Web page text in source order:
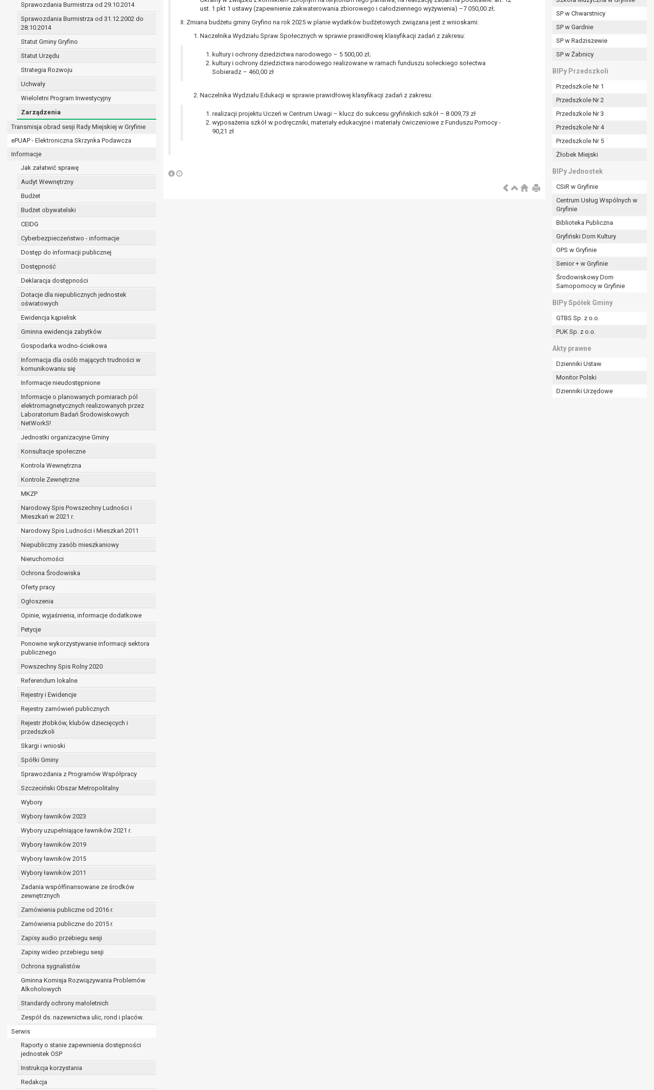
Sprawozdania Burmistrza od 29.10.2014
Sprawozdania Burmistrza od 31.12.2002 do
28.10.2014
Statut Gminy Gryfino
Statut Urzędu
Strategia Rozwoju
Uchwały
Wieloletni Program Inwestycyjny
Zarządzenia
Transmisja obrad sesji Rady Miejskiej w Gryfinie
ePUAP - Elektroniczna Skrzynka Podawcza
Informacje
Jak załatwić sprawę
Audyt Wewnętrzny
Budżet
Budżet obywatelski
CEIDG
Cyberbezpieczeństwo - informacje
Dostęp do informacji publicznej
Dostępność
Deklaracja dostępności
Dotacje dla niepublicznych jednostek
oświatowych
Ewidencja kąpielisk
Gminna ewidencja zabytków
Gospodarka wodno-ściekowa
Informacja dla osób mających trudności w
komunikowaniu się
Informacje nieudostępnione
Informacje o planowanych pomiarach pól
elektromagnetycznych realizowanych przez
Laboratorium Badań Środowiskowych
NetWorkS!
Jednostki organizacyjne Gminy
Konsultacje społeczne
Kontrola Wewnętrzna
Kontrole Zewnętrzne
MKZP
Narodowy Spis Powszechny Ludności i
Mieszkań w 2021 r.
Narodowy Spis Ludności i Mieszkań 2011
Niepubliczny zasób mieszkaniowy
Nieruchomości
Ochrona Środowiska
Oferty pracy
Ogłoszenia
Opinie, wyjaśnienia, informacje dodatkowe
Petycje
Ponowne wykorzystywanie informacji sektora
publicznego
Powszechny Spis Rolny 2020
Referendum lokalne
Rejestry i Ewidencje
Rejestry zamówień publicznych
Rejestr żłobków, klubów dziecięcych i
przedszkoli
Skargi i wnioski
Spółki Gminy
Sprawozdania z Programów Współpracy
Szczeciński Obszar Metropolitalny
Wybory
Wybory ławników 2023
Wybory uzupełniające ławników 2021 r.
Wybory ławników 2019
Wybory ławników 2015
Wybory ławników 2011
Zadania współfinansowane ze środków
zewnętrznych
Zamówienia publiczne od 2016 r.
Zamówienia publiczne do 2015 r.
Zapisy audio przebiegu sesji
Zapisy wideo przebiegu sesji
Ochrona sygnalistów
Gminna Komisja Rozwiązywania Problemów
Alkoholowych
Standardy ochrony małoletnich
Zespół ds. nazewnictwa ulic, rond i placów.
Serwis
Raporty o stanie zapewnienia dostępności
jednostek OSP
Instrukcja korzystania
Redakcja
ust. 1 pkt 1 ustawy (zapewnienie zakwaterowania zbiorowego i całodziennego wyżywienia) –7 050,00 zł;
II. Zmiana budżetu gminy Gryfino na rok 2025 w planie wydatków budżetowych związana jest z wnioskami:
Naczelnika Wydziału Spraw Społecznych w sprawie prawidłowej klasyfikacji zadań z zakresu:
kultury i ochrony dziedzictwa narodowego – 5 500,00 zł;
kultury i ochrony dziedzictwa narodowego realizowane w ramach funduszu sołeckiego sołectwa
Sobieradz – 460,00 zł
Naczelnika Wydziału Edukacji w sprawie prawidłowej klasyfikacji zadań z zakresu:
realizacji projektu Uczeń w Centrum Uwagi – klucz do sukcesu gryfińskich szkół – 8 009,73 zł
wyposażenia szkół w podręczniki, materiały edukacyjne i materiały ćwiczeniowe z Funduszu Pomocy -
90,21 zł
SP w Chwarstnicy
SP w Gardnie
SP w Radziszewie
SP w Żabnicy
BIPy Przedszkoli
Przedszkole Nr 1
Przedszkole Nr 2
Przedszkole Nr 3
Przedszkole Nr 4
Przedszkole Nr 5
Żłobek Miejski
BIPy Jednostek
CSiR w Gryfinie
Centrum Usług Wspólnych w
Gryfinie
Biblioteka Publiczna
Gryfiński Dom Kultury
OPS w Gryfinie
Senior + w Gryfinie
Środowiskowy Dom
Samopomocy w Gryfinie
BIPy Spółek Gminy
GTBS Sp. z o.o.
PUK Sp. z o.o.
Akty prawne
Dzienniki Ustaw
Monitor Polski
Dzienniki Urzędowe
prawo do żądania sprostowania danych na podstawie art. 16 RODO,
w przypadku gdy:
prawo do żądania usunięcia danych osobowych (tzw. prawo do bycia zapomnianym) na podstawie art. 17 RODO, w przypadku gdy:
dane nie są już niezbędne do celów, dla których były zebrane lub w inny sposób przetwarzane,
osoba, której dane dotyczą, wniosła sprzeciw wobec przetwarzania danych osobowych,
osoba, której dane dotyczą wycofała zgodę na przetwarzanie danych osobowych, która jest podstawą przetwarzania danych i nie ma innej podstawy prawnej
dane osobowe przetwarzane są niezgodnie z prawem,
dane osobowe muszą być usunięte w celu wywiązania się z obowiązku wynikającego z przepisów prawa;
prawo do żądania ograniczenia przetwarzania danych osobowych na podstawie art. 18 RODO, w przypadku gdy:
osoba, której dane dotyczą kwestionuje prawidłowość danych osobowych – na okres pozwalający administratorowi sprawdzić prawidłowość tych danych,
przetwarzanie danych jest niezgodne z prawem, a osoba, której dane dotyczą, sprzeciwia się usunięciu danych, żądając w zamian ich ograniczenia,
administrator nie potrzebuje już danych dla swoich celów, ale osoba, której dane dotyczą, potrzebuje ich do ustalenia, obrony lub dochodzenia roszczeń,
osoba, której dane dotyczą, wniosła sprzeciw wobec przetwarzania danych - do czasu ustalenia czy prawnie uzasadnione podstawy po stronie administratora są
prawo do przenoszenia danych na podstawie art. 20 RODO, w przypadku gdy łącznie spełnione są następujące przesłanki:
przetwarzanie danych odbywa się na podstawie umowy zawartej z osobą, której dane dotyczą lub na podstawie zgody wyrażonej przez tą osobę,
prawo sprzeciwu wobec przetwarzania danych na podstawie art. 21 RODO, wobec przetwarzania danych osobowych, którego podstawą prawną jest:
administratorowi bądź
niezbędność przetwarzania do celów wynikających z prawnie uzasadnionych interesów realizowanych przez administratora lub przez stronę trzecią.
Z przyczyn związanych z Pani/Pana szczególną sytuacją. W razie wniesienia sprzeciwu, administrator nie może już przetwarzać tych danych osobowych, chyba że wykaże
on istnienie ważnych prawnie uzasadnionych podstaw do przetwarzania, nadrzędnych wobec interesów, praw i wolności osoby, której dane dotyczą, lub podstaw do
ustalenia, dochodzenia lub obrony roszczeń.
W przypadku gdy przetwarzanie danych osobowych odbywa się na podstawie zgody osoby na przetwarzanie danych osobowych (art. 6 ust. 1 lit a RODO), przysługuje Pani/Panu
prawo do cofnięcia tej zgody w dowolnym momencie. Cofnięcie to nie ma wpływu na zgodność przetwarzania, którego dokonano na podstawie zgody przed jej cofnięciem.
Przysługuje Pani/Panu prawo wniesienia skargi do organu nadzorczego na niezgodne z prawem przetwarzanie Pani/Pana danych osobowych przez administratora.
Organem właściwym do wniesienia skargi jest Prezes Urzędu Ochrony Danych Osobowych.
W zależności od sfery, w której przetwarzane są dane osobowe, podanie danych osobowych jest dobrowolne albo jest wymogiem ustawowym lub umownym.
Pani/Pana dane nie będą poddawane zautomatyzowanemu podejmowaniu decyzji, w tym również profilowaniu.